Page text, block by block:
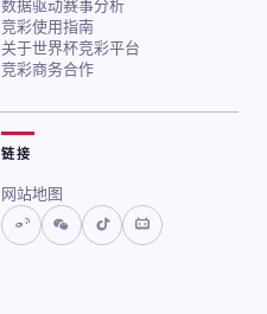
数据驱动赛事分析
竞彩使用指南
关于世界杯竞彩平台
竞彩商务合作
链接
网站地图